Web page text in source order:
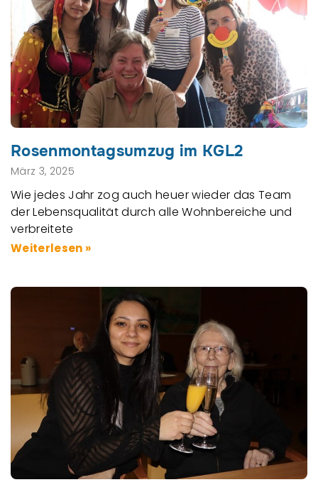
Rosenmontagsumzug im KGL2
März 3, 2025
Wie jedes Jahr zog auch heuer wieder das Team
der Lebensqualität durch alle Wohnbereiche und
verbreitete
Weiterlesen »